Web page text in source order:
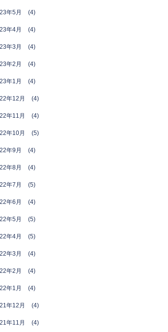
年5月 (4)
年4月 (4)
年3月 (4)
年2月 (4)
年1月 (4)
年12月 (4)
年11月 (4)
年10月 (5)
年9月 (4)
年8月 (4)
年7月 (5)
年6月 (4)
年5月 (5)
年4月 (5)
年3月 (4)
年2月 (4)
年1月 (4)
年12月 (4)
年11月 (4)